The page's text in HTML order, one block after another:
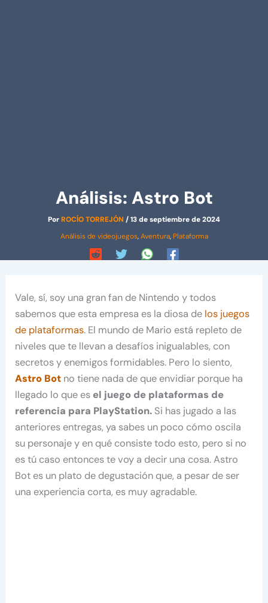
Análisis: Astro Bot
PorROCÍO TORREJÓN /13 de septiembre de 2024
Análisis de videojuegos,Aventura, Plataforma
Vale, sí, soy una gran fan de Nintendo y todos
sabemos que esta empresa es la diosa de los juegos
de plataformas. El mundo de Mario está repleto de
niveles que te llevan a desafíos inigualables, con
secretos y enemigos formidables. Pero lo siento,
Astro Bot no tiene nada de que envidiar porque ha
llegado lo que es el juego de plataformas de
referencia para PlayStation. Si has jugado a las
anteriores entregas, ya sabes un poco cómo oscila
su personaje y en qué consiste todo esto, pero si no
es tú caso entonces te voy a decir una cosa. Astro
Bot es un plato de degustación que, a pesar de ser
una experiencia corta, es muy agradable.